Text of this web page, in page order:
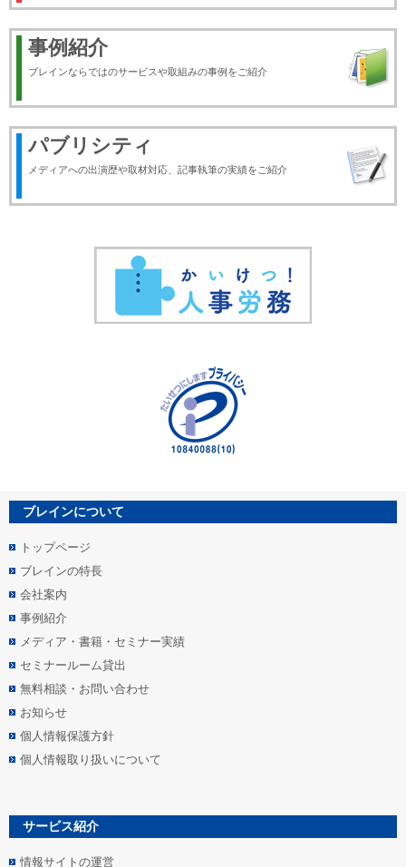
事例紹介
ブレインならではのサービスや取組みの事例をご紹介
パブリシティ
メディアへの出演歴や取材対応、記事執筆の実績をご紹介
ブレインについて
トップページ
ブレインの特長
会社案内
事例紹介
メディア・書籍・セミナー実績
セミナールーム貸出
無料相談・お問い合わせ
お知らせ
個人情報保護方針
個人情報取り扱いについて
サービス紹介
情報サイトの運営